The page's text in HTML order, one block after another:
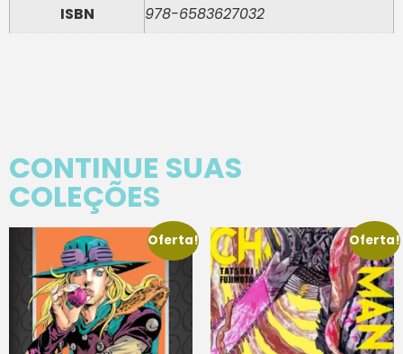
ISBN
978-6583627032
CONTINUE SUAS
COLEÇÕES
Oferta! Oferta!